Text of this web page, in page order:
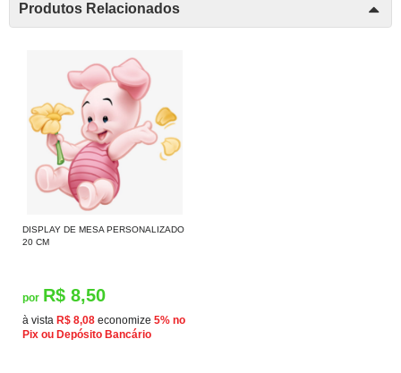
Produtos Relacionados
DISPLAY DE MESA PERSONALIZADO
20 CM
por R$ 8,50
à vista R$ 8,08 economize 5% no
Pix ou Depósito Bancário